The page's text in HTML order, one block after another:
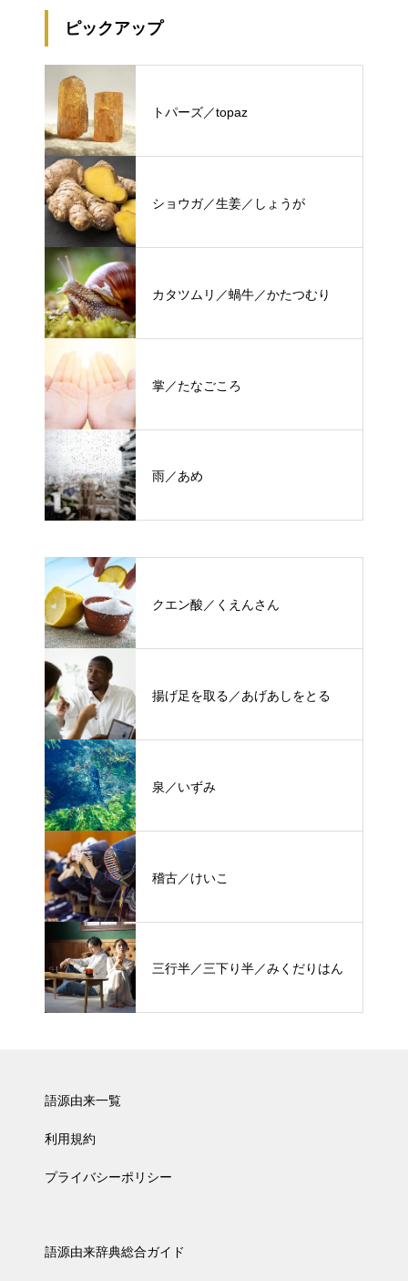
ピックアップ
トパーズ／topaz
ショウガ／生姜／しょうが
カタツムリ／蝸牛／かたつむり
掌／たなごころ
雨／あめ
クエン酸／くえんさん
揚げ足を取る／あげあしをとる
泉／いずみ
稽古／けいこ
三行半／三下り半／みくだりはん
語源由来一覧
利用規約
プライバシーポリシー
語源由来辞典総合ガイド